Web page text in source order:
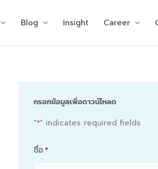
Blog Insight Career
กรอกข้อมูลเพื่อดาวน์โหลด
"*" indicates required fields
ชื่อ *